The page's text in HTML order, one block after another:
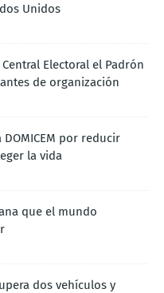
Unidos
Electoral el Padrón
de organización
DOMICEM por reducir
la vida
que el mundo
dos vehículos y